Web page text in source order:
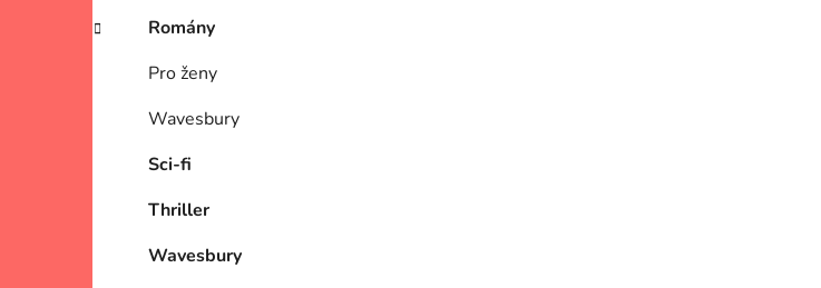
Romány
Pro ženy
Wavesbury
Sci-fi
Thriller
Wavesbury